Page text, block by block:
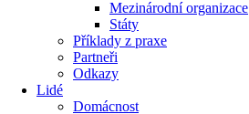
Mezinárodní organizace
Státy
Příklady z praxe
Partneři
Odkazy
Lidé
Domácnost